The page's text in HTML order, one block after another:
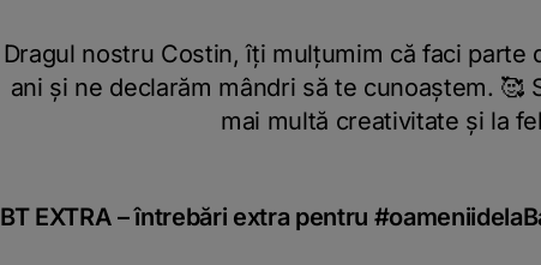
Dragul nostru Costin, îți mulțumim că faci parte
ani și ne declarăm mândri să te cunoaștem.
mai multă creativitate și la
BT EXTRA – întrebări extra pentru